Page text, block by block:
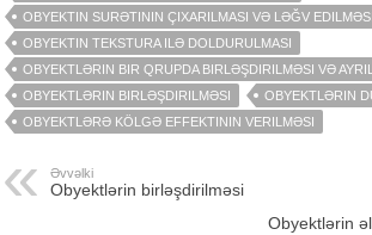
OBYEKTIN SURƏTININ ÇIXARILMASI VƏ LƏĞV EDILMƏSI
OBYEKTIN TEKSTURA ILƏ DOLDURULMASI
OBYEKTLƏRIN BIR QRUPDA BIRLƏŞDIRILMƏSI VƏ
OBYEKTLƏRIN BIRLƏŞDIRILMƏSI
OBYEKTLƏRIN
OBYEKTLƏRƏ KÖLGƏ EFFEKTININ VERILMƏSI
Əvvəlki
Obyektlərin birləşdirilməsi
Obyektlərin